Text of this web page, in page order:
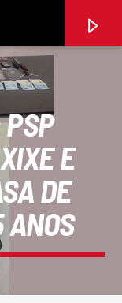
E
DE
ANOS